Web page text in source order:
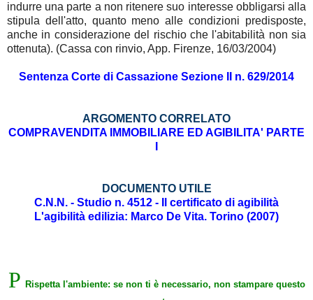
indurre una parte a non ritenere suo interesse obbligarsi alla
stipula dell'atto, quanto meno alle condizioni predisposte,
anche in considerazione del rischio che l'abitabilità non sia
ottenuta). (Cassa con rinvio, App. Firenze, 16/03/2004)
Sentenza Corte di Cassazione Sezione II n. 629/2014
ARGOMENTO CORRELATO
COMPRAVENDITA IMMOBILIARE ED AGIBILITA' PARTE
DOCUMENTO UTILE
C.N.N. - Studio n. 4512 - Il certificato di agibilità
L'agibilità edilizia: Marco De Vita. Torino (2007)
P Rispetta l'ambiente: se non ti è necessario, non stampare questo